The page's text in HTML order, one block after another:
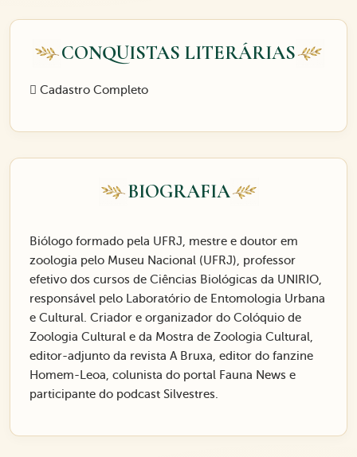
CONQUISTAS LITERÁRIAS
Cadastro Completo
BIOGRAFIA
Biólogo formado pela UFRJ, mestre e doutor em
zoologia pelo Museu Nacional (UFRJ), professor
efetivo dos cursos de Ciências Biológicas da UNIRIO,
responsável pelo Laboratório de Entomologia Urbana
e Cultural. Criador e organizador do Colóquio de
Zoologia Cultural e da Mostra de Zoologia Cultural,
editor-adjunto da revista A Bruxa, editor do fanzine
Homem-Leoa, colunista do portal Fauna News e
participante do podcast Silvestres.